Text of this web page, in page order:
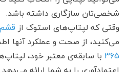
شخصی‌تان سازگاری داشته باشد.
وقتی که لپتاپ‌های استوک از قشم 365
می‌کنید، از صحت و عملکرد آنها
365 با سابقه‌ی معتبر خود،